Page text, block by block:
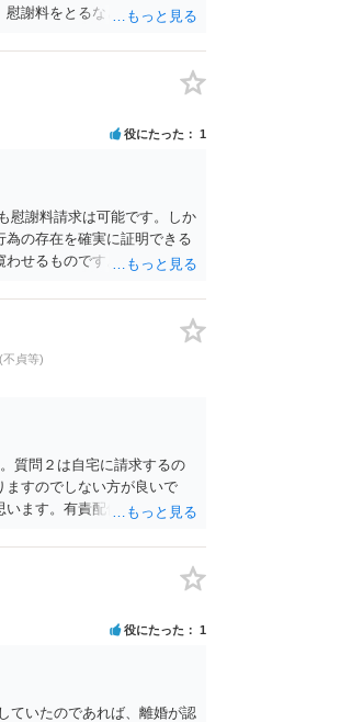
謝料をとるなど）ことがで
役にたった 1
慰謝料請求は可能です。しか
の存在を確実に証明できる
わせるものです。）。ですか
を考えて書いてもらうか否か
ることも含む）できるので
士に委任をしているのであ
と思います。請求するか，
それさえも否定しているの
めているにもかかわらず支
ではあまり変わらないよう
ゼロかどうかの観点であれ
士に相談して進めることを
不貞等)
質問２は自宅に請求するの
ますのでしない方が良いで
ます。有責配偶者ですので
はできません。質問６は可
真、夫の自白録音まである
役にたった 1
ていたのであれば、離婚が認